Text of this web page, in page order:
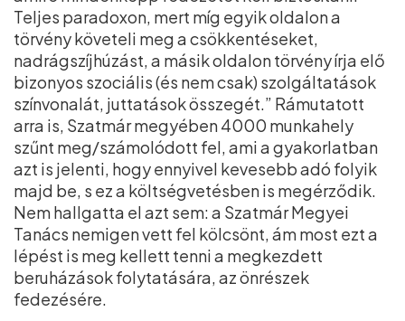
Teljes paradoxon, mert míg egyik oldalon a
törvény követeli meg a csökkentéseket,
nadrágszíjhúzást, a másik oldalon törvény írja elő
bizonyos szociális (és nem csak) szolgáltatások
színvonalát, juttatások összegét.” Rámutatott
arra is, Szatmár megyében 4000 munkahely
szűnt meg/számolódott fel, ami a gyakorlatban
azt is jelenti, hogy ennyivel kevesebb adó folyik
majd be, s ez a költségvetésben is megérződik.
Nem hallgatta el azt sem: a Szatmár Megyei
Tanács nemigen vett fel kölcsönt, ám most ezt a
lépést is meg kellett tenni a megkezdett
beruházások folytatására, az önrészek
fedezésére.